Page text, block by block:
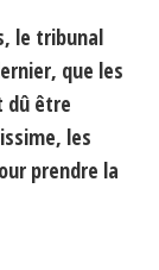
le tribunal
que les
dû être
les
prendre la